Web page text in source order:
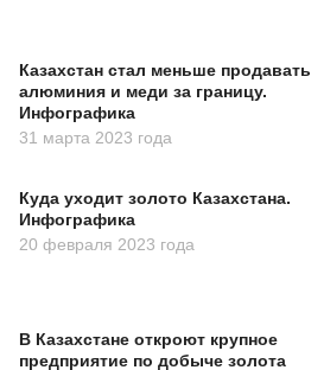
Казахстан стал меньше продавать
алюминия и меди за границу.
Инфографика
31 марта 2023 года
Куда уходит золото Казахстана.
Инфографика
20 февраля 2023 года
В Казахстане откроют крупное
предприятие по добыче золота